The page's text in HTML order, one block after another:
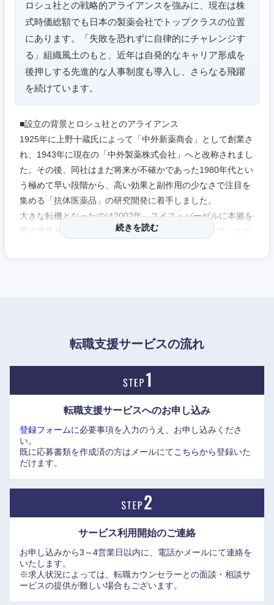
ロシュ社との戦略的アライアンスを強みに、現在は株
式時価総額でも日本の製薬会社でトップクラスの位置
にあります。「失敗を恐れずに自律的にチャレンジす
る」組織風土のもと、近年は自発的なキャリア形成を
後押しする先進的な人事制度も導入し、さらなる飛躍
を続けています。
■設立の背景とロシュ社とのアライアンス
1925年に上野十蔵氏によって「中外新薬商会」として創業さ
れ、1943年に現在の「中外製薬株式会社」へと改称されまし
た。その後、同社はまだ将来が不確かであった1980年代とい
う極めて早い段階から、高い効果と副作用の少なさで注目を
集める「抗体医薬品」の研究開発に着手しました。
大きな転機となったのは2002年、スイス・バーゼルに本拠を
置く世界有数の製薬企業ロシュ社との戦略的アライアンスの
■事業の特徴と組織風土
独自の先進的な「抗体エンジニアリング技術」を駆使し、抗
体による医薬品の研究開発を牽引しています。ロシュ社との
いて国内トップシェアを維持し続けています。
・DX（デジタルトランスフォーメーション）の推進
AIを活用した新薬の設計や、デジタル技術を用いた臨床試験
ーとしても高く評価されています。
・自律的な挑戦を支える組織風土と新たな人事制度
同社には「失敗を恐れずに自律的にチャレンジする」という
オープンな風土が根づいています。さらに2025年1月からは
新しい人事制度がスタート。社内の空きポジションがすべて
続きを読む
転職支援サービスの流れ
転職支援サービスへのお申し込み
登録フォームに必要事項を入力のうえ、お申し込みくださ
い。
既に応募書類を作成済の方はメールにてこちらから登録いた
だけます。
サービス利用開始のご連絡
お申し込みから3～4営業日以内に、電話かメールにて連絡を
いたします。
※求人状況によっては、転職カウンセラーとの面談・相談サ
ービスの提供が難しい場合もございます。
滋賀県 京都府
奈良県 和歌山県